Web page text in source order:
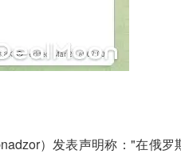
）发表声明称："在俄罗